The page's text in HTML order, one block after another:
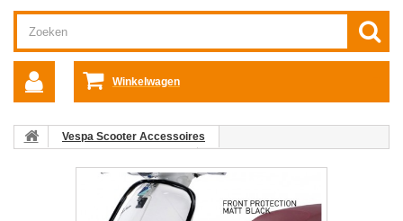
Winkelwagen
Vespa Scooter Accessoires
Alle Vespa Primavera Accessoires
Vespa Primavera/Sprint/Elettrica mat zwart